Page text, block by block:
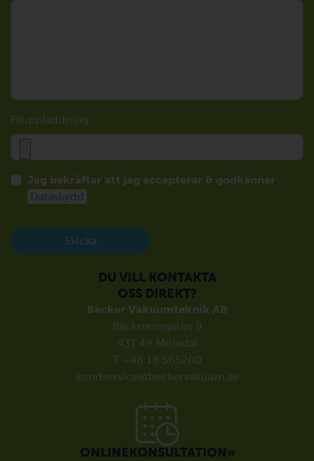
Filuppladdning
Jag bekräftar att jag accepterar & godkänner
Dataskydd
Skicka
DU VILL KONTAKTA
OSS DIREKT?
Becker Vakuumteknik AB
Bäckstensgatan 9
431 49 Mölndal
T +46 18 565200
kundservice@beckervakuum.se
ONLINEKONSULTATION»